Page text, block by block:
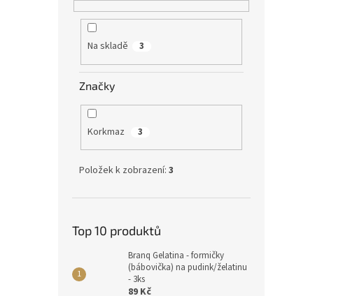
Na skladě 3
Značky
Korkmaz 3
Položek k zobrazení: 3
Top 10 produktů
Branq Gelatina - formičky
(bábovička) na pudink/želatinu
- 3ks
89 Kč